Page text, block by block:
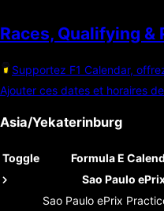
Races, Qualifying
Supportez F1 Calendar,
Ajouter ces dates et horaires
Asia/Yekaterinburg
Toggle Formula E
Sao Paulo
Sao Paulo ePrix